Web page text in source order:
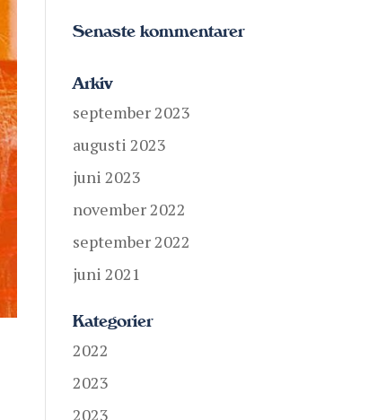
Senaste kommentarer
Arkiv
september 2023
augusti 2023
juni 2023
november 2022
september 2022
juni 2021
Kategorier
2022
2023
2023